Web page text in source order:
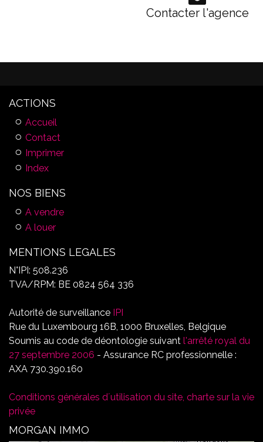
Contacter l'agence
ACTIONS
Accueil
Contact
Imprimer
Index
NOS BIENS
A vendre
A louer
MENTIONS LEGALES
N°IPI: 508.236
TVA/RPM: BE 0824 564 336
Autorité de surveillance IPI
Rue du Luxembourg 16B, 1000 Bruxelles, Belgique
Soumis au code de déontologie suivant l'arrêté royal du
27 septembre 2006 - Assurance RC professionnelle :
AXA 730.390.160
Conditions générales d´utilisation du site, charte sur la vie
privée
MORGAN IMMO